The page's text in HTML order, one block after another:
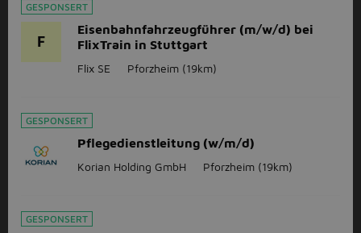
GESPONSERT
F
Eisenbahnfahrzeugführer (m/w/d) bei
FlixTrain in Stuttgart
Flix SE Pforzheim (19km)
GESPONSERT
Pflegedienstleitung (w/m/d)
Korian Holding GmbH Pforzheim (19km)
GESPONSERT